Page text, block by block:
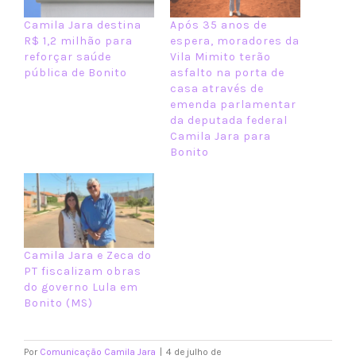
Camila Jara destina
R$ 1,2 milhão para
reforçar saúde
pública de Bonito
Após 35 anos de
espera, moradores da
Vila Mimito terão
asfalto na porta de
casa através de
emenda parlamentar
da deputada federal
Camila Jara para
Bonito
Camila Jara e Zeca do
PT fiscalizam obras
do governo Lula em
Bonito (MS)
Por Comunicação Camila Jara
4 de julho de